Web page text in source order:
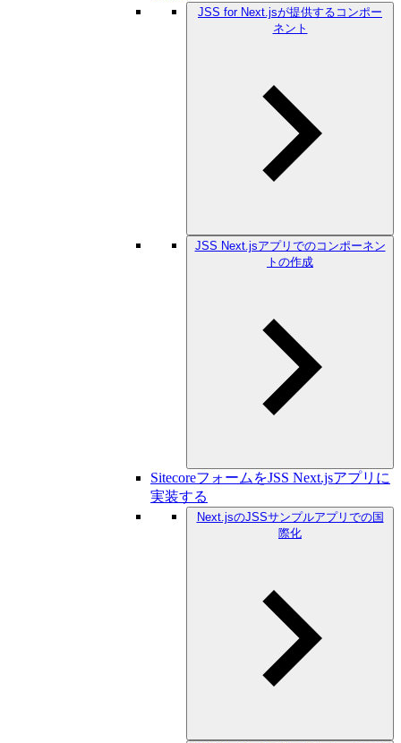
JSS for Next.jsが提供するコンポー
ネント
JSS Next.jsアプリでのコンポーネン
トの作成
SitecoreフォームをJSS Next.jsアプリに
実装する
Next.jsのJSSサンプルアプリでの国
際化